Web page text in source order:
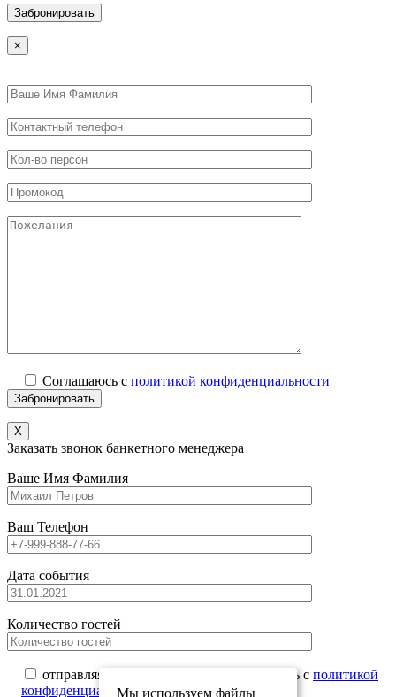
×
Соглашаюсь с политикой конфиденциальности
X
Заказать звонок банкетного менеджера
Ваше Имя Фамилия
Ваш Телефон
Дата события
Количество гостей
отправляя данную форму вы соглашаетесь с политикой
конфиденциальностиМы используем файлы